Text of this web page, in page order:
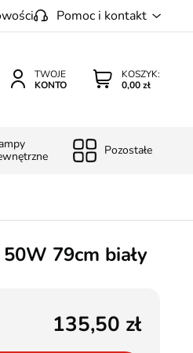
Pomoc i kontakt
KOSZYK:
0,00 zł
TWOJE
KONTO
Pozostałe
79cm biały
135,50